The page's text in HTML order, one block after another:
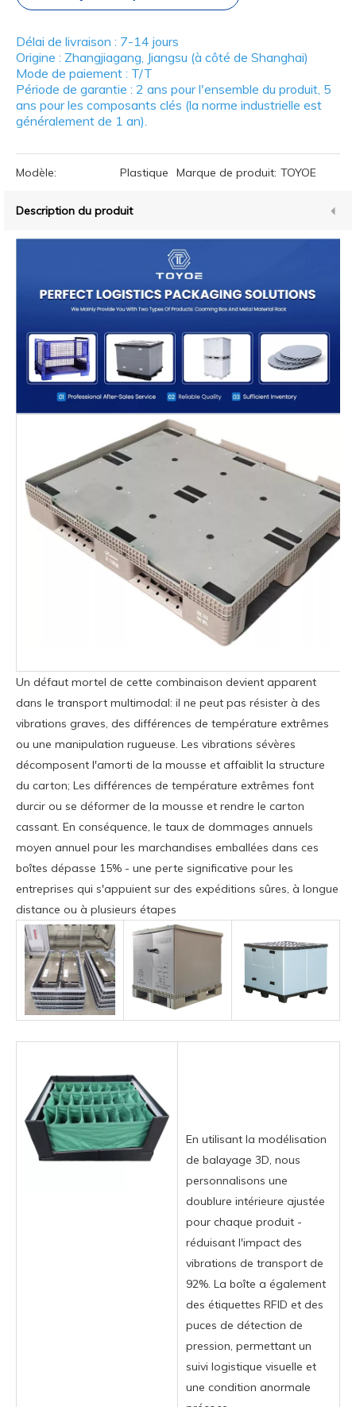
Délai de livraison : 7-14 jours
Origine : Zhangjiagang, Jiangsu (à côté de Shanghai)
Mode de paiement : T/T
Période de garantie : 2 ans pour l'ensemble du produit, 5
ans pour les composants clés (la norme industrielle est
généralement de 1 an).
Modèle: Plastique Marque de produit: TOYOE
Description du produit
Un défaut mortel de cette combinaison devient apparent
dans le transport multimodal: il ne peut pas résister à des
vibrations graves, des différences de température extrêmes
ou une manipulation rugueuse. Les vibrations sévères
décomposent l'amorti de la mousse et affaiblit la structure
du carton; Les différences de température extrêmes font
durcir ou se déformer de la mousse et rendre le carton
cassant. En conséquence, le taux de dommages annuels
moyen annuel pour les marchandises emballées dans ces
boîtes dépasse 15% - une perte significative pour les
entreprises qui s'appuient sur des expéditions sûres, à longue
distance ou à plusieurs étapes
En utilisant la modélisation
de balayage 3D, nous
personnalisons une
doublure intérieure ajustée
pour chaque produit -
réduisant l'impact des
vibrations de transport de
92%. La boîte a également
des étiquettes RFID et des
puces de détection de
pression, permettant un
suivi logistique visuelle et
une condition anormale